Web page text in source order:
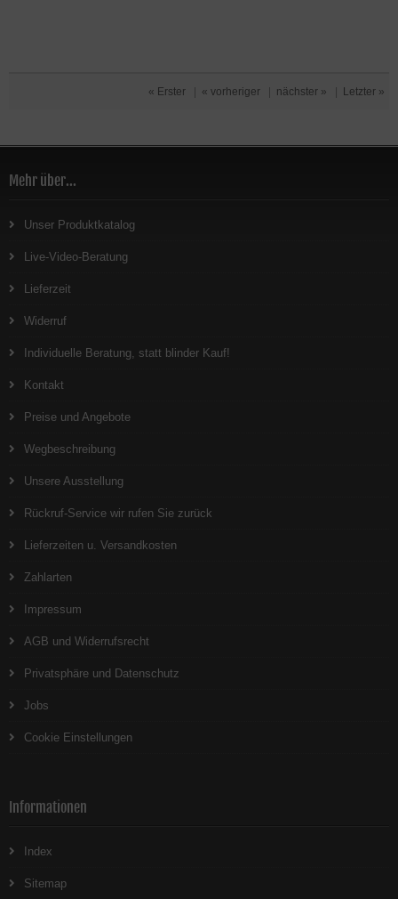
« Erster « vorheriger nächster » Letzter »
Mehr über...
Unser Produktkatalog
Live-Video-Beratung
Lieferzeit
Widerruf
Individuelle Beratung, statt blinder Kauf!
Kontakt
Preise und Angebote
Wegbeschreibung
Unsere Ausstellung
Rückruf-Service wir rufen Sie zurück
Lieferzeiten u. Versandkosten
Zahlarten
Impressum
AGB und Widerrufsrecht
Privatsphäre und Datenschutz
Jobs
Cookie Einstellungen
Informationen
Index
Sitemap